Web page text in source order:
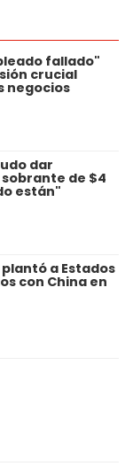
fallado"
crucial
negocios
dar
de $4
están"
a Estados
con China en